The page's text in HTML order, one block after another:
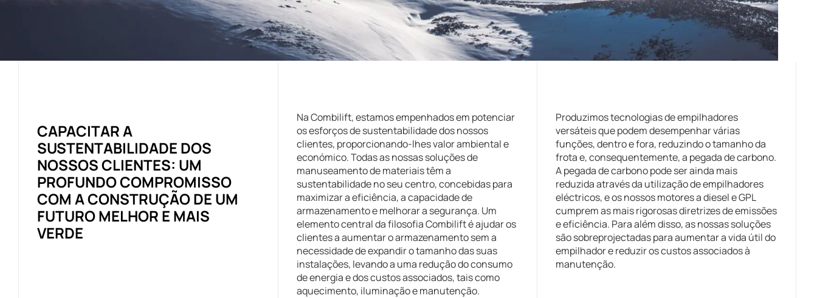
CAPACITAR A
SUSTENTABILIDADE DOS
NOSSOS CLIENTES: UM
PROFUNDO COMPROMISSO
COM A CONSTRUÇÃO DE UM
FUTURO MELHOR E MAIS
VERDE
Na Combilift, estamos empenhados em potenciar
os esforços de sustentabilidade dos nossos
clientes, proporcionando-lhes valor ambiental e
económico. Todas as nossas soluções de
manuseamento de materiais têm a
sustentabilidade no seu centro, concebidas para
maximizar a eficiência, a capacidade de
armazenamento e melhorar a segurança. Um
elemento central da filosofia Combilift é ajudar os
clientes a aumentar o armazenamento sem a
necessidade de expandir o tamanho das suas
instalações, levando a uma redução do consumo
de energia e dos custos associados, tais como
aquecimento, iluminação e manutenção.
Produzimos tecnologias de empilhadores
versáteis que podem desempenhar várias
funções, dentro e fora, reduzindo o tamanho da
frota e, consequentemente, a pegada de carbono.
A pegada de carbono pode ser ainda mais
reduzida através da utilização de empilhadores
eléctricos, e os nossos motores a diesel e GPL
cumprem as mais rigorosas diretrizes de emissões
e eficiência. Para além disso, as nossas soluções
são sobreprojectadas para aumentar a vida útil do
empilhador e reduzir os custos associados à
manutenção.